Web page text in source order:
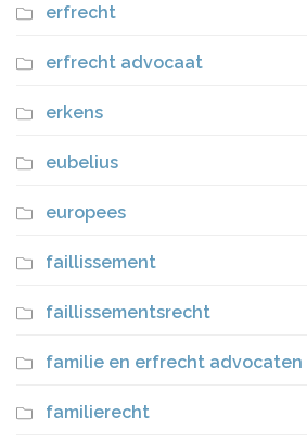
erfrecht
erfrecht advocaat
erkens
eubelius
europees
faillissement
faillissementsrecht
familie en erfrecht advocaten
familierecht